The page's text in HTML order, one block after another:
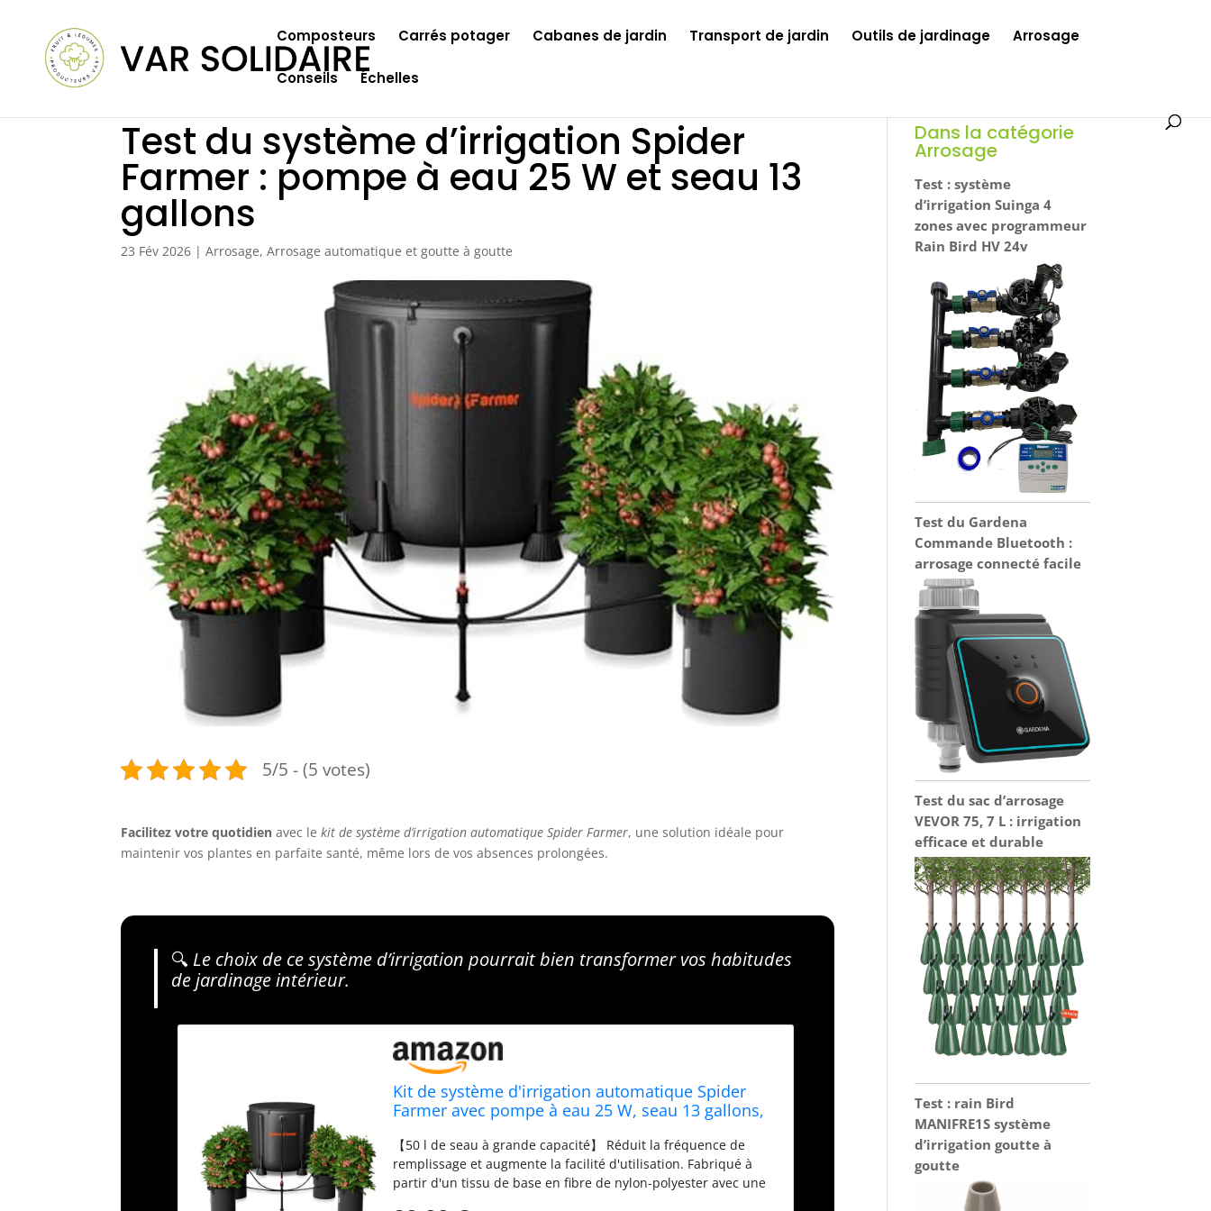
Composteurs Carrés potager Cabanes de jardin Transport de jardin Outils de jardinage Arrosage
Conseils Échelles
Test du système d’irrigation Spider
Farmer : pompe à eau 25 W et seau 13
gallons
23 Fév 2026 |Arrosage,Arrosage automatique et goutte à goutte
5/5 - (5 votes)
Facilitez votre quotidien avec lekit de système d’irrigation automatique Spider Farmer, une solution idéale pour
maintenir vos plantes en parfaite santé, même lors de vos absences prolongées.
🔍 Le choix de ce système d’irrigation pourrait bien transformer vos habitudes
de jardinage intérieur.
Kit de système d'irrigation automatique Spider
Farmer avec pompe à eau 25 W, seau 13 gallons,
d'arrosage intérieur complet
【50 l de seau à grande capacité】 Réduit la fréquence de
remplissage et augmente la facilité d'utilisation. Fabriqué à
partir d'un tissu de base en fibre de nylon-polyester avec une
Dans la catégorie
Arrosage
Test : système
d’irrigation Suinga 4
zones avec programmeur
Rain Bird HV 24v
Test du Gardena
Commande Bluetooth :
arrosage connecté facile
Test du sac d’arrosage
VEVOR 75, 7 L : irrigation
efficace et durable
Test : rain Bird
MANIFRE1S système
d’irrigation goutte à
goutte